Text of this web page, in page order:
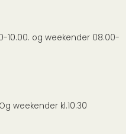
10.00. og weekender 08.00-
weekender kl.10:30